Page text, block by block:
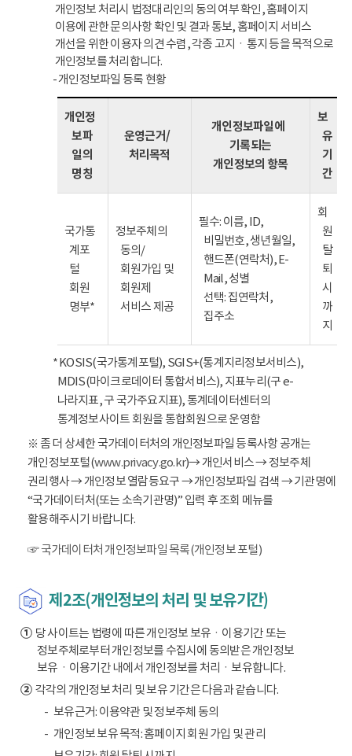
개인정보 처리시 법정대리인의 동의 여부 확인, 홈페이지
이용에 관한 문의사항 확인 및 결과 통보, 홈페이지 서비스
개선을 위한 이용자 의견 수렴, 각종 고지ㆍ통지 등을 목적으로
개인정보를 처리합니다.
- 개인정보파일 등록 현황
개인정
보파
일의
명칭
운영근거/
처리목적
개인정보파일에
기록되는
개인정보의 항목
보
유
기
간
국가통
계포
털
회원
명부*
정보주체의
동의/
회원가입 및
회원제
서비스 제공
필수: 이름, ID,
비밀번호, 생년월일,
핸드폰(연락처), E-
Mail, 성별
선택: 집연락처,
집주소
회
원
탈
퇴
시
까
지
* KOSIS(국가통계포털), SGIS+(통계지리정보서비스),
MDIS(마이크로데이터 통합서비스), 지표누리(구 e-
나라지표, 구 국가주요지표), 통계데이터센터의
통계정보사이트 회원을 통합회원으로 운영함
※ 좀 더 상세한 국가데이터처의 개인정보파일 등록사항 공개는
개인정보포털(www.privacy.go.kr)→ 개인서비스 → 정보주체
권리행사 → 개인정보 열람등요구 → 개인정보파일 검색 → 기관명에
“국가데이터처(또는 소속기관명)” 입력 후 조회 메뉴를
활용해주시기 바랍니다.
☞ 국가데이터처 개인정보파일 목록(개인정보 포털)
제2조(개인정보의 처리 및 보유기간)
①당 사이트는 법령에 따른 개인정보 보유ㆍ이용기간 또는
정보주체로부터 개인정보를 수집시에 동의받은 개인정보
보유ㆍ이용기간 내에서 개인정보를 처리ㆍ보유합니다.
②각각의 개인정보 처리 및 보유 기간은 다음과 같습니다.
보유근거: 이용약관 및 정보주체 동의
개인정보 보유 목적: 홈페이지 회원 가입 및 관리